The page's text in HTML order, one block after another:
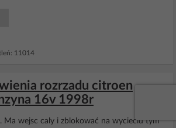
11014
rozrzadu citroen
16v 1998r
Ma wejsc caly i zblokować na wycieciu tym